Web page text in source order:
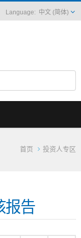
中文 (简体)
首页 投资人专区
报告